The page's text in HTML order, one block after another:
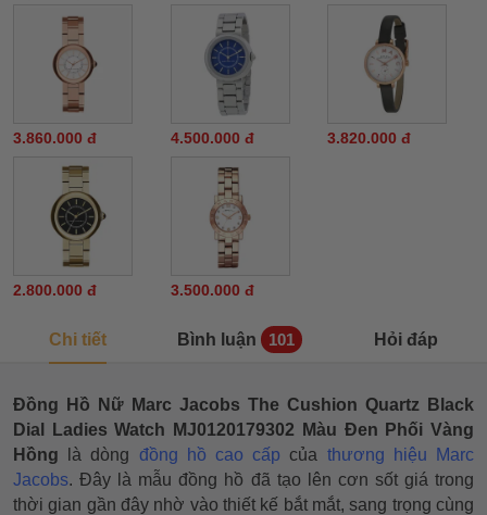
3.860.000 đ 4.500.000 đ 3.820.000 đ
2.800.000 đ 3.500.000 đ
Chi tiết Bình luận 101 Hỏi đáp
Đồng Hồ Nữ Marc Jacobs The Cushion Quartz Black
Dial Ladies Watch MJ0120179302 Màu Đen Phối Vàng
Hồng là dòng đồng hồ cao cấp của thương hiệu Marc
Jacobs. Đây là mẫu đồng hồ đã tạo lên cơn sốt giá trong
thời gian gần đây nhờ vào thiết kế bắt mắt, sang trọng cùng